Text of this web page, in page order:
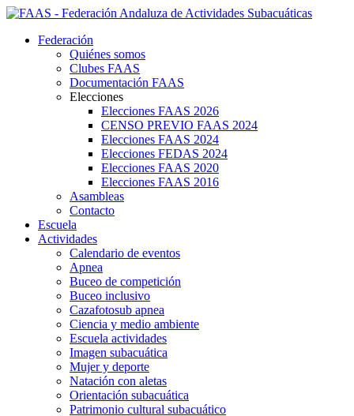
Federación
Quiénes somos
Clubes FAAS
Documentación FAAS
Elecciones
Elecciones FAAS 2026
CENSO PREVIO FAAS 2024
Elecciones FAAS 2024
Elecciones FEDAS 2024
Elecciones FAAS 2020
Elecciones FAAS 2016
Asambleas
Contacto
Escuela
Actividades
Calendario de eventos
Apnea
Buceo de competición
Buceo inclusivo
Cazafotosub apnea
Ciencia y medio ambiente
Escuela actividades
Imagen subacuática
Mujer y deporte
Natación con aletas
Orientación subacuática
Patrimonio cultural subacuático